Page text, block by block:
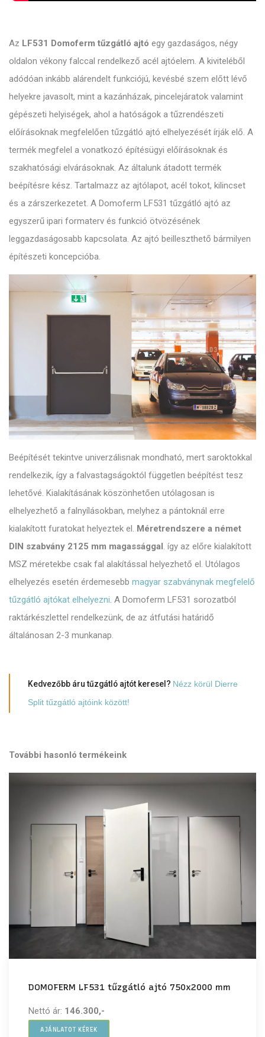
Az LF531 Domoferm tűzgátló ajtó egy gazdaságos, négy
oldalon vékony falccal rendelkező acél ajtóelem. A kiviteléből
adódóan inkább alárendelt funkciójú, kevésbé szem előtt lévő
helyekre javasolt, mint a kazánházak, pincelejáratok valamint
gépészeti helyiségek, ahol a hatóságok a tűzrendészeti
előírásoknak megfelelően tűzgátló ajtó elhelyezését írják elő. A
termék megfelel a vonatkozó építésügyi előírásoknak és
szakhatósági elvárásoknak. Az általunk átadott termék
beépítésre kész. Tartalmazz az ajtólapot, acél tokot, kilincset
és a zárszerkezetet. A Domoferm LF531 tűzgátló ajtó az
egyszerű ipari formaterv és funkció ötvözésének
leggazdaságosabb kapcsolata. Az ajtó beilleszthető bármilyen
építészeti koncepcióba.
Beépítését tekintve univerzálisnak mondható, mert saroktokkal
rendelkezik, így a falvastagságoktól független beépítést tesz
lehetővé. Kialakításának köszönhetően utólagosan is
elhelyezhető a falnyílásokban, melyhez a pántoknál erre
kialakított furatokat helyeztek el. Méretrendszere a német
DIN szabvány 2125 mm magassággal. így az előre kialakított
MSZ méretekbe csak fal alakítással helyezhető el. Utólagos
elhelyezés esetén érdemesebb magyar szabványnak megfelelő
tűzgátló ajtókat elhelyezni. A Domoferm LF531 sorozatból
raktárkészlettel rendelkezünk, de az átfutási határidő
általánosan 2-3 munkanap.
Kedvezőbb áru tűzgátló ajtót keresel? Nézz körül Dierre
Split tűzgátló ajtóink között!
További hasonló termékeink
DOMOFERM LF531 tűzgátló ajtó 750x2000 mm
Nettó ár: 146.300,-
AJÁNLATOT KÉREK